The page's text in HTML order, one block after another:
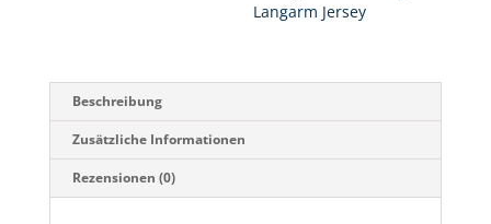
Langarm Jersey
Beschreibung
Zusätzliche Informationen
Rezensionen (0)